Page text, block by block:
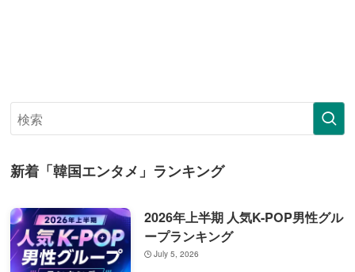
新着「韓国エンタメ」ランキング
2026年上半期 人気K-POP男性グル
ープランキング
July 5, 2026